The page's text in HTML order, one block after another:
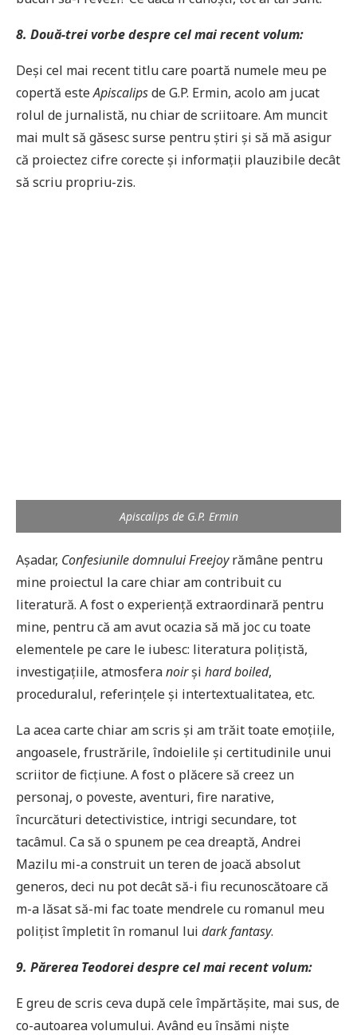
8. Două-trei vorbe despre cel mai recent volum:
Deși cel mai recent titlu care poartă numele meu pe
copertă esteApiscalipsde G.P. Ermin, acolo am jucat
rolul de jurnalistă, nu chiar de scriitoare. Am muncit
mai mult să găsesc surse pentru știri și să mă asigur
că proiectez cifre corecte și informații plauzibile decât
să scriu propriu-zis.
Apiscalips de G.P. Ermin
Așadar, Confesiunile domnului Freejoyrămâne pentru
mine proiectul la care chiar am contribuit cu
literatură. A fost o experiență extraordinară pentru
mine, pentru că am avut ocazia să mă joc cu toate
elementele pe care le iubesc: literatura polițistă,
investigațiile, atmosferanoirși hard boiled,
proceduralul, referințele și intertextualitatea, etc.
La acea carte chiar am scris și am trăit toate emoțiile,
angoasele, frustrările, îndoielile și certitudinile unui
scriitor de ficțiune. A fost o plăcere să creez un
personaj, o poveste, aventuri, fire narative,
încurcături detectivistice, intrigi secundare, tot
tacâmul. Ca să o spunem pe cea dreaptă, Andrei
Mazilu mi-a construit un teren de joacă absolut
generos, deci nu pot decât să-i fiu recunoscătoare că
m-a lăsat să-mi fac toate mendrele cu romanul meu
polițist împletit în romanul lui dark fantasy.
9. Părerea Teodorei despre cel mai recent volum:
E greu de scris ceva după cele împărtășite, mai sus, de
co-autoarea volumului. Având eu însămi niște